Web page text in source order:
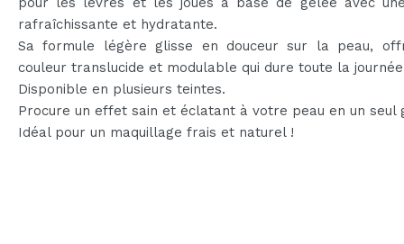
rafraîchissante et hydratante.
Sa formule légère glisse en douceur sur la peau,
couleur translucide et modulable qui dure toute la
Disponible en plusieurs teintes.
Procure un effet sain et éclatant à votre peau en un seul
Idéal pour un maquillage frais et naturel !